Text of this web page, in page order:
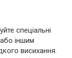
спеціальні
іншим
висихання.